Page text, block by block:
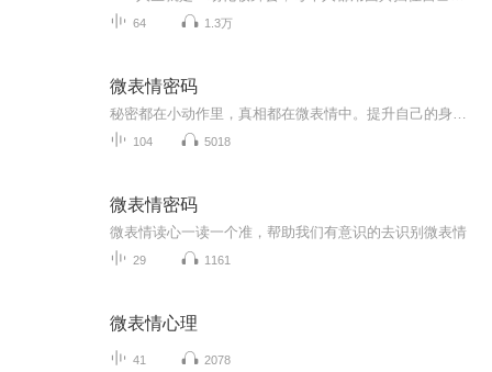
64 1.3万
微表情密码
104 5018
微表情密码
微表情读心一读一个准，帮助我们有意识的去识别微表情
29 1161
微表情心理
41 2078